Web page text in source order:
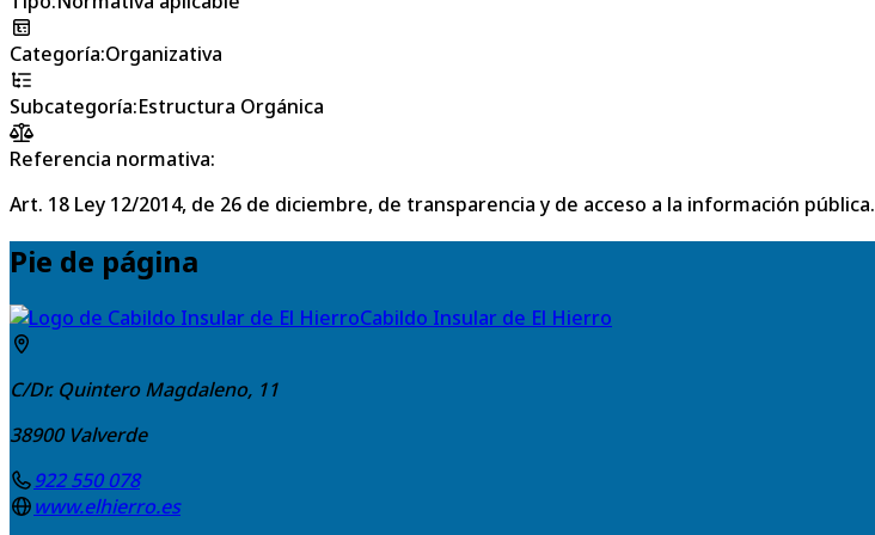
Categoría:Organizativa
Subcategoría:Estructura Orgánica
Referencia normativa:
Art. 18 Ley 12/2014, de 26 de diciembre, de transparencia y de acceso a la información pública.
Pie de página
Cabildo Insular de El Hierro
C/Dr. Quintero Magdaleno, 11
38900 Valverde
922 550 078
www.elhierro.es